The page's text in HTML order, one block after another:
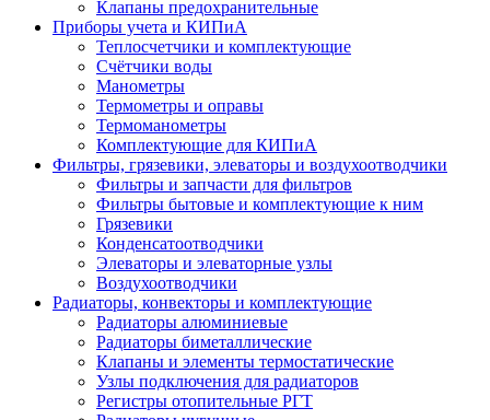
Клапаны предохранительные
Приборы учета и КИПиА
Теплосчетчики и комплектующие
Счётчики воды
Манометры
Термометры и оправы
Термоманометры
Комплектующие для КИПиА
Фильтры, грязевики, элеваторы и воздухоотводчики
Фильтры и запчасти для фильтров
Фильтры бытовые и комплектующие к ним
Грязевики
Конденсатоотводчики
Элеваторы и элеваторные узлы
Воздухоотводчики
Радиаторы, конвекторы и комплектующие
Радиаторы алюминиевые
Радиаторы биметаллические
Клапаны и элементы термостатические
Узлы подключения для радиаторов
Регистры отопительные РГТ